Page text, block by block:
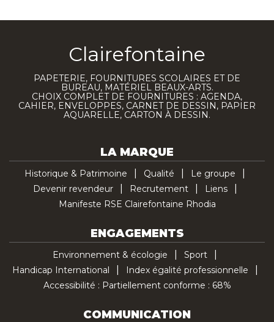
Clairefontaine
PAPETERIE, FOURNITURES SCOLAIRES ET DE
BUREAU, MATÉRIEL BEAUX-ARTS.
CHOIX COMPLET DE FOURNITURES : AGENDA,
CAHIER, ENVELOPPES, CARNET DE DESSIN, PAPIER
AQUARELLE, CARTON À DESSIN.
LA MARQUE
Historique & Patrimoine Qualité
Le groupe
Devenir revendeur
Recrutement
Liens
Manifeste RSE Clairefontaine Rhodia
ENGAGEMENTS
Environnement & écologie
Sport
Handicap International
Index égalité professionnelle
Accessibilité : Partiellement conforme : 68%
COMMUNICATION